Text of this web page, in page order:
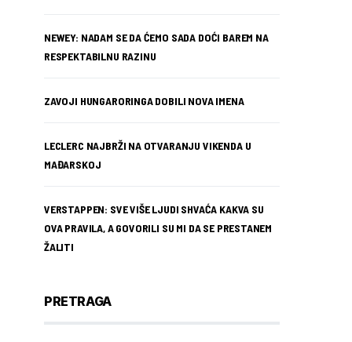
NEWEY: NADAM SE DA ĆEMO SADA DOĆI BAREM NA
RESPEKTABILNU RAZINU
ZAVOJI HUNGARORINGA DOBILI NOVA IMENA
LECLERC NAJBRŽI NA OTVARANJU VIKENDA U
MAĐARSKOJ
VERSTAPPEN: SVE VIŠE LJUDI SHVAĆA KAKVA SU
OVA PRAVILA, A GOVORILI SU MI DA SE PRESTANEM
ŽALITI
PRETRAGA